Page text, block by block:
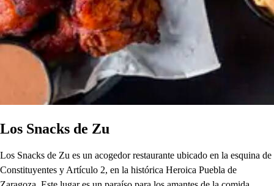
Los Snacks de Zu
Los Snacks de Zu es un acogedor restaurante ubicado en la esquina de
Constituyentes y Artículo 2, en la histórica Heroica Puebla de